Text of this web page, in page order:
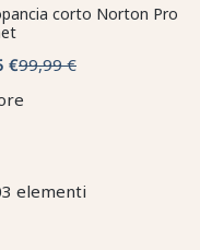
corto Norton Pro
€99,99 €
elementi